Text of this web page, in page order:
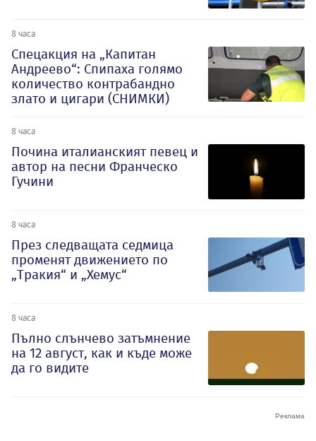
8 часа
Спецакция на „Капитан
Андреево“: Спипаха голямо
количество контрабандно
злато и цигари (СНИМКИ)
8 часа
Почина италианският певец и
автор на песни Франческо
Гучини
8 часа
През следващата седмица
променят движението по
„Тракия“ и „Хемус“
8 часа
Пълно слънчево затъмнение
на 12 август, как и къде може
да го видите